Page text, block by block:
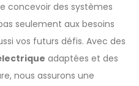
concevoir des systèmes
seulement aux besoins
vos futurs défis. Avec des
adaptées et des
nous assurons une